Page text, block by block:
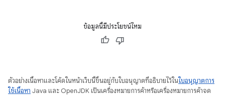
ข้อมูลนี้มีประโยชน์ไหม
ตัวอย่างเนื้อหาและโค้ดในหน้าเว็บนี้ขึ้นอยู่กับใบอนุญาตที่อธิบายไว้ในใบอนุญาตการ
ใช้เนื้อหา Java และ OpenJDK เป็นเครื่องหมายการค้าหรือเครื่องหมายการค้าจด